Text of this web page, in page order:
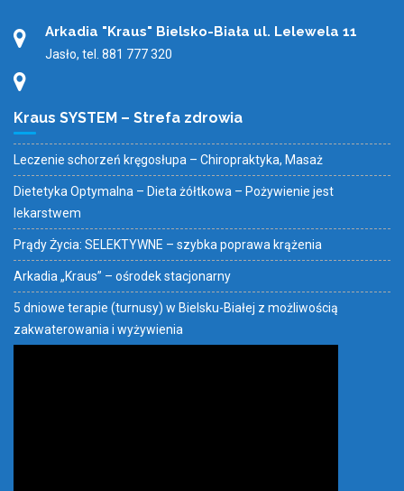
Arkadia "Kraus" Bielsko-Biała ul. Lelewela 11
Jasło, tel. 881 777 320
Kraus SYSTEM – Strefa zdrowia
Leczenie schorzeń kręgosłupa – Chiropraktyka, Masaż
Dietetyka Optymalna – Dieta żółtkowa – Pożywienie jest
lekarstwem
Prądy Życia: SELEKTYWNE – szybka poprawa krążenia
Arkadia „Kraus” – ośrodek stacjonarny
5 dniowe terapie (turnusy) w Bielsku-Białej z możliwością
zakwaterowania i wyżywienia